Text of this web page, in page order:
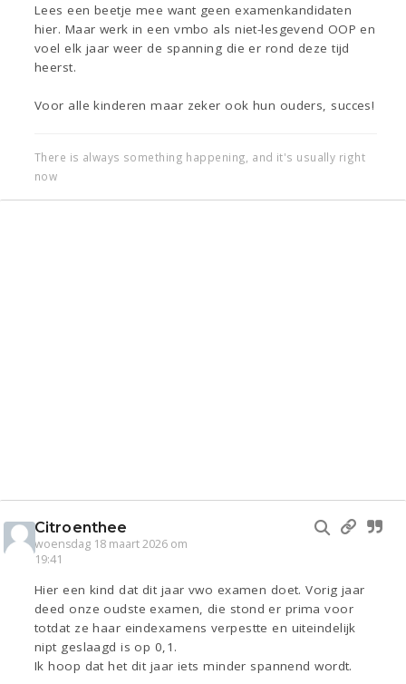
Lees een beetje mee want geen examenkandidaten
hier. Maar werk in een vmbo als niet-lesgevend OOP en
voel elk jaar weer de spanning die er rond deze tijd
heerst.
Voor alle kinderen maar zeker ook hun ouders, succes!
There is always something happening, and it's usually right
now
Citroenthee
woensdag 18 maart 2026 om
19:41
Hier een kind dat dit jaar vwo examen doet. Vorig jaar
deed onze oudste examen, die stond er prima voor
totdat ze haar eindexamens verpestte en uiteindelijk
nipt geslaagd is op 0,1.
Ik hoop dat het dit jaar iets minder spannend wordt.